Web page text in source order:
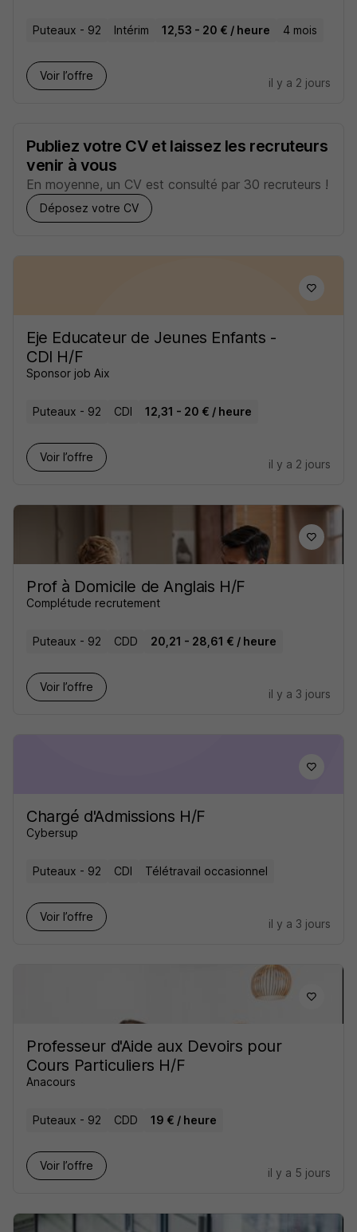
Puteaux - 92 Intérim 12,53 - 20 € / heure 4 mois
Voir l’offre
il y a 2 jours
Publiez votre CV et laissez les recruteurs
venir à vous
En moyenne, un CV est consulté par 30 recruteurs !
Déposez votre CV
Eje Educateur de Jeunes Enfants -
CDI H/F
Sponsor job Aix
Puteaux - 92 CDI 12,31 - 20 € / heure
Voir l’offre
il y a 2 jours
Prof à Domicile de Anglais H/F
Complétude recrutement
Puteaux - 92 CDD 20,21 - 28,61 € / heure
Voir l’offre
il y a 3 jours
Chargé d'Admissions H/F
Cybersup
Puteaux - 92 CDI Télétravail occasionnel
Voir l’offre
il y a 3 jours
Professeur d'Aide aux Devoirs pour
Cours Particuliers H/F
Anacours
Puteaux - 92 CDD 19 € / heure
Voir l’offre
il y a 5 jours